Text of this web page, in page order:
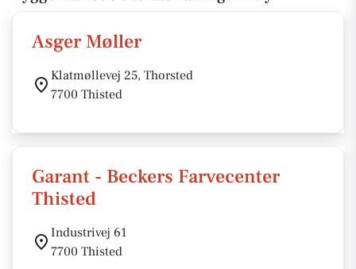
Asger Møller
Klatmøllevej 25, Thorsted
7700 Thisted
Garant - Beckers Farvecenter
Thisted
Industrivej 61
7700 Thisted